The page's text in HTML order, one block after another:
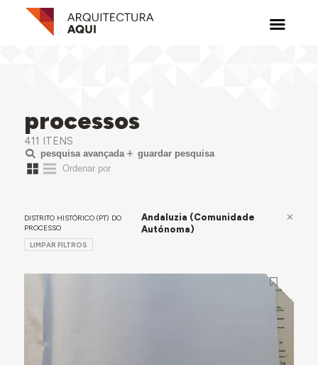
processos
411 ITENS
pesquisa avançada guardar pesquisa
DISTRITO HISTÓRICO (PT) DO
PROCESSO
Andaluzia (Comunidade
Autónoma)
LIMPAR FILTROS